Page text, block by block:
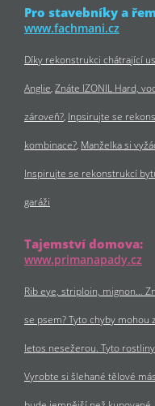
Pro stavebníky a
www.fachmani.cz
Díky rekonstrukci chátrající
Anglie Znáte IZONIL Hard,
zároveň? Inpsirujte se
kombinace? Manželka si
Inspirujte se rekonstrukcí
garáži
Tajemství domova:
www.primanapady.cz
Rib eye, striploin, mignon…
se psem? Tyto chyby mohou
letos nesežerou. Tyto
Vyrobte si šlehané tělové